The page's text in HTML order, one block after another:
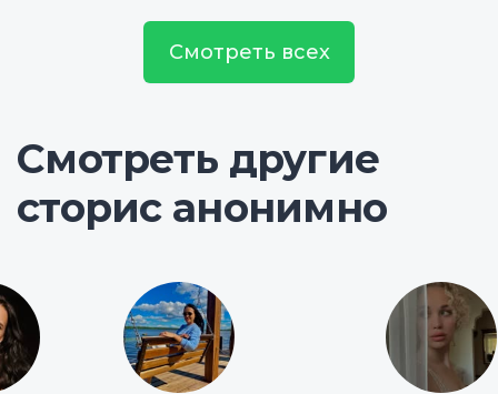
Смотреть всех
Смотреть другие
сторис анонимно